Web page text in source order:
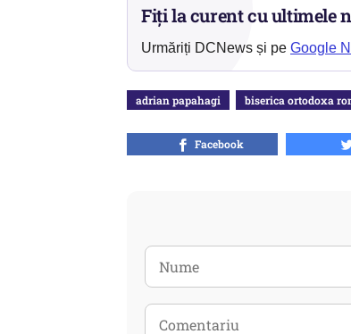
Fiți la curent cu ultimele
Urmăriți DCNews și pe Google
adrian papahagi biserica ortodoxa
Facebook